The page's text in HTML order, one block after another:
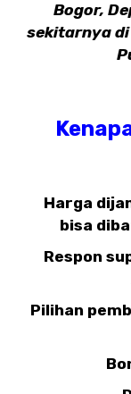
Bogor,
sekitarnya di
Harga
bisa
Respon
Pilihan